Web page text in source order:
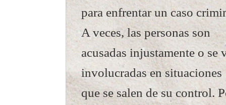
para enfrentar un caso
A veces, las personas son
acusadas injustamente o se
involucradas en situaciones
que se salen de su control.